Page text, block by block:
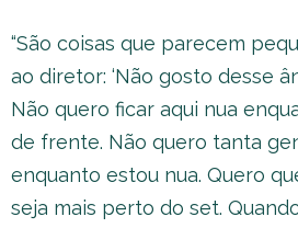
“São coisas que parecem
ao diretor: ‘Não gosto desse
Não quero ficar aqui nua
de frente. Não quero tanta
enquanto estou nua. Quero
seja mais perto do set.